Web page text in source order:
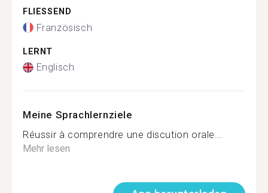
FLIESSEND
Französisch
LERNT
Englisch
Meine Sprachlernziele
Réussir à comprendre une discution orale...
Mehr lesen